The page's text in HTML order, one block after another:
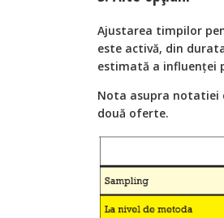
Ajustarea timpilor
este activă, din
estimată a influenței
Nota asupra notatiei
două oferte.